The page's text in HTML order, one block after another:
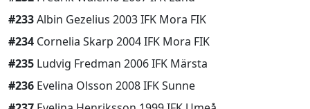
#233Albin Gezelius 2003 IFK Mora FIK
#234 Cornelia Skarp 2004 IFK Mora FIK
#235 Ludvig Fredman 2006 IFK Märsta
#236 Evelina Olsson 2008 IFK Sunne